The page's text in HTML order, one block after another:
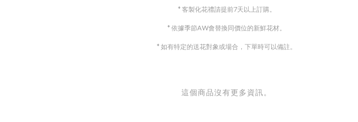
* 客製化花禮請提前7天以上訂購。
* 依據季節AW會替換同價位的新鮮花材。
* 如有特定的送花對象或場合，下單時可以備註。
這個商品沒有更多資訊。